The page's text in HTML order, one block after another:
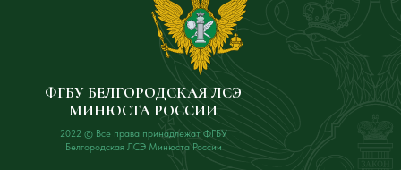
Прикрепите необходимые файлы
ОТПРАВИТЬ
Нажимая кнопку ОТПРАВИТЬ Вы соглашаетесь с
Политикой обработки персональных данных
ФГБУ БЕЛГОРОДСКАЯ ЛСЭ
МИНЮСТА РОССИИ
2022 © Все права принадлежат ФГБУ
Белгородская ЛСЭ Минюста России